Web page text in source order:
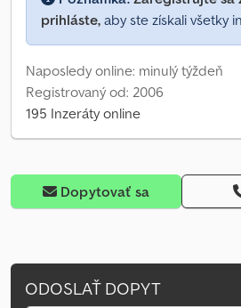
prihláste, aby ste získali všetky
Naposledy online: minulý týždeň
Registrovaný od: 2006
195 Inzeráty online
Dopytovať sa
ODOSLAŤ DOPYT